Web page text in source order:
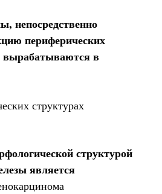
непосредственно
периферических
вырабатываются в
структурах
структурой
является